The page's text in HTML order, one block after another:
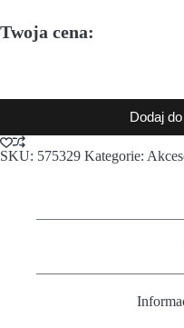
Twoja cena:
Dodaj
SKU: 575329 Kategorie: